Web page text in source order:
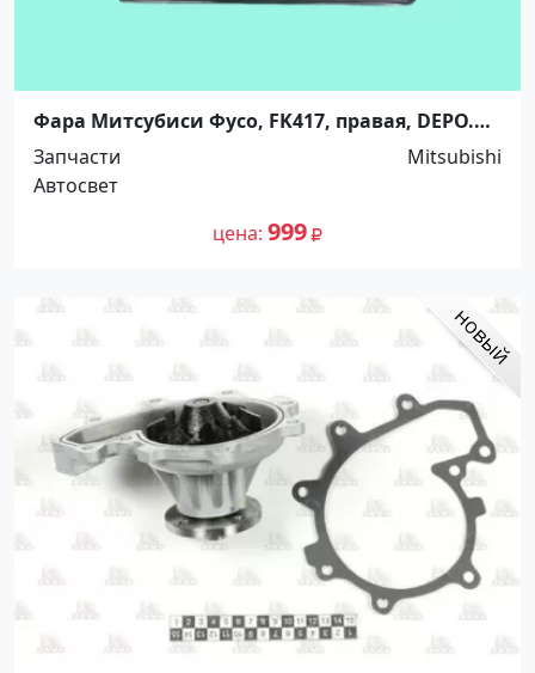
Фара Митсубиси Фусо, FK417, правая, DEPO.
Распродажа! Краснодар
Запчасти
Mitsubishi
Автосвет
цена 999